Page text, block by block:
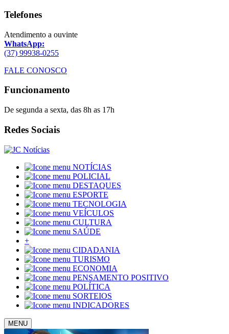
Telefones
Atendimento a ouvinte
WhatsApp:
(37) 99938-0255
FALE CONOSCO
Funcionamento
De segunda a sexta, das 8h as 17h
Redes Sociais
NOTÍCIAS
POLICIAL
DESTAQUES
ESPORTE
TECNOLOGIA
VEÍCULOS
CULTURA
SAÚDE
+
CIDADANIA
TURISMO
ECONOMIA
PENSAMENTO POSITIVO
POLÍTICA
SORTEIOS
INDICADORES
MENU